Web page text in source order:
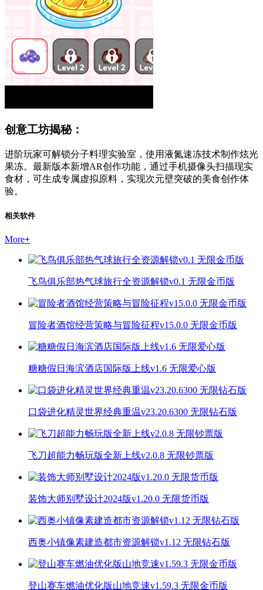
创意工坊揭秘：
进阶玩家可解锁分子料理实验室，使用液氮速冻技术制作炫光
果冻。最新版本新增AR创作功能，通过手机摄像头扫描现实
食材，可生成专属虚拟原料，实现次元壁突破的美食创作体
验。
相关软件
More+
飞鸟俱乐部热气球旅行全资源解锁v0.1 无限金币版
冒险者酒馆经营策略与冒险征程v15.0.0 无限金币版
糖糖假日海滨酒店国际版上线v1.6 无限爱心版
口袋进化精灵世界经典重温v23.20.6300 无限钻石版
飞刀超能力畅玩版全新上线v2.0.8 无限钞票版
装饰大师别墅设计2024版v1.20.0 无限货币版
西奥小镇像素建造都市资源解锁v1.12 无限钻石版
登山赛车燃油优化版山地竞速v1.59.3 无限金币版